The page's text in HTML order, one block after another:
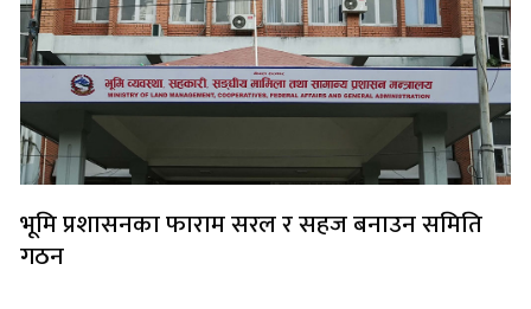
भूमि प्रशासनका फाराम सरल र सहज बनाउन समिति
गठन